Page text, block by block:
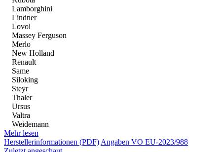
Lamborghini
Lindner
Lovol
Massey Ferguson
Merlo
New Holland
Renault
Same
Siloking
Steyr
Thaler
Ursus
Valtra
Weidemann
Mehr lesen
Herstellerinformationen (PDF)Angaben VO EU-2023/988